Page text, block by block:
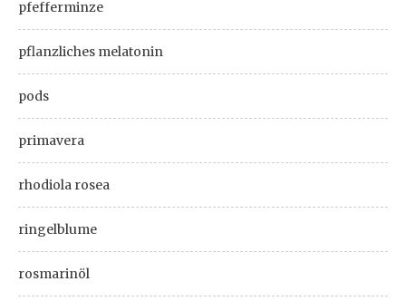
pfefferminze
pflanzliches melatonin
pods
primavera
rhodiola rosea
ringelblume
rosmarinöl